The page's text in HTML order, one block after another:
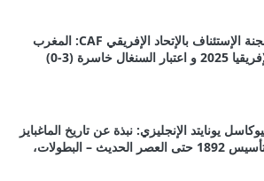
قرار لجنة الإستئناف بالإتحاد الإفريقي CAF: المغرب
بطلاً لإفريقيا 2025 و اعتبار السنغال خاسرة (3-0)
نادي نيوكاسل يونايتد الإنجليزي: نبذة عن تاريخ الماغبايز
من التأسيس 1892 حتى العصر الحديث – البطولات،